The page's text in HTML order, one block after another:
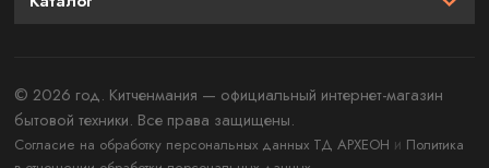
© 2026 год. Китченмания — официальный интернет-магазин
бытовой техники. Все права защищены.
Согласие на обработку персональных данных ТД АРХЕОН и Политика